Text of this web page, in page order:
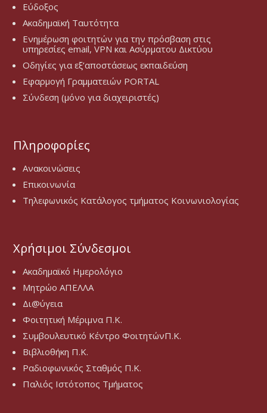
Εύδοξος
Ακαδημαϊκή Ταυτότητα
Ενημέρωση φοιτητών για την πρόσβαση στις
υπηρεσίες email, VPN και Ασύρματου Δικτύου
Οδηγίες για εξ’αποστάσεως εκπαιδεύση
Εφαρμογή Γραμματειών PORTAL
Σύνδεση (μόνο για διαχειριστές)
Πληροφορίες
Ανακοινώσεις
Επικοινωνία
Τηλεφωνικός Κατάλογος τμήματος Κοινωνιολογίας
Χρήσιμοι Σύνδεσμοι
Ακαδημαϊκό Ημερολόγιο
Μητρώο ΑΠΕΛΛΑ
Δι@ύγεια
Φοιτητική Μέριμνα Π.Κ.
Συμβουλευτικό Κέντρο ΦοιτητώνΠ.Κ.
Βιβλιοθήκη Π.Κ.
Ραδιοφωνικός Σταθμός Π.Κ.
Παλιός Ιστότοπος Τμήματος